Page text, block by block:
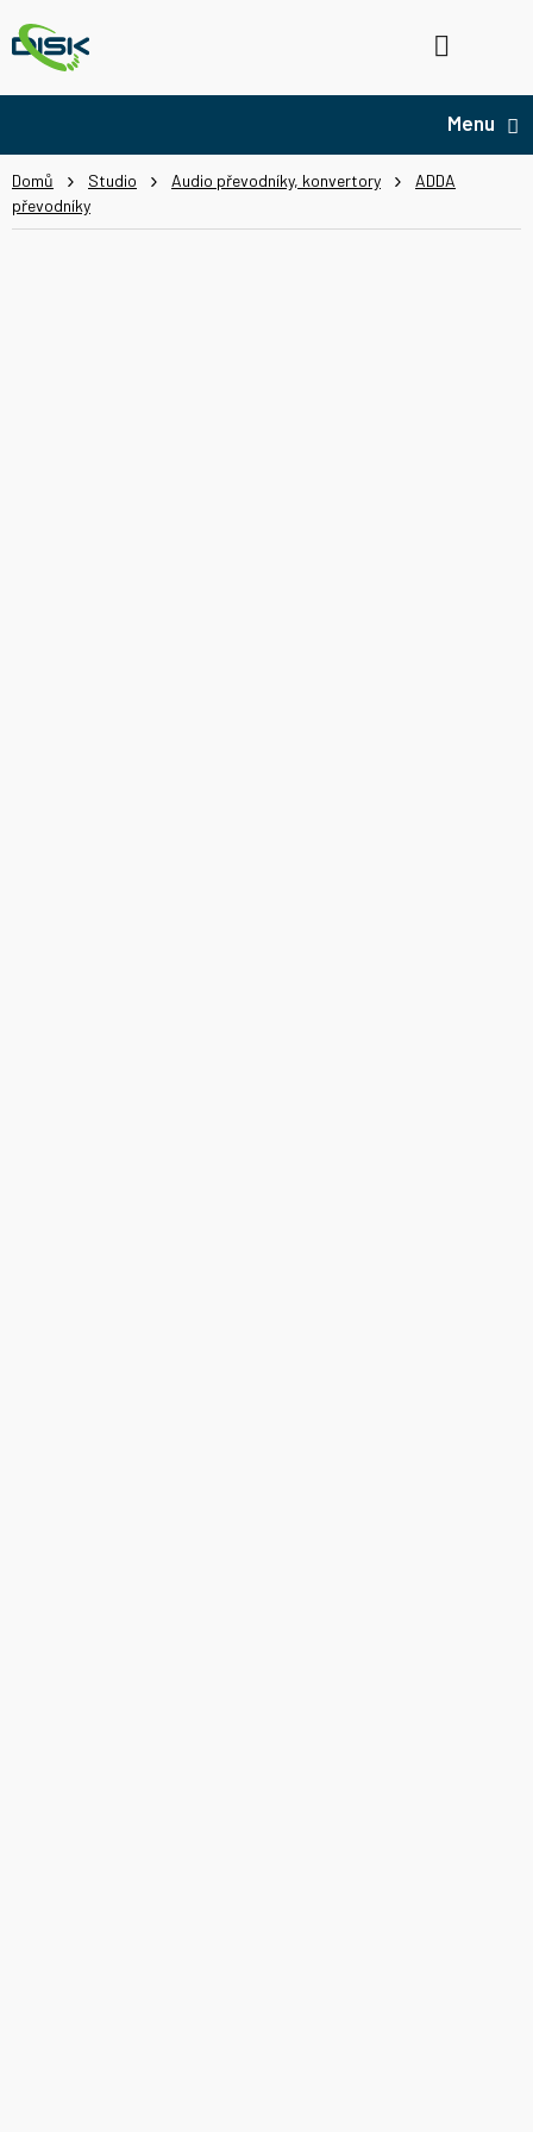
na
obsah
Domů Studio Audio převodníky, konvertory
ADDA
převodníky